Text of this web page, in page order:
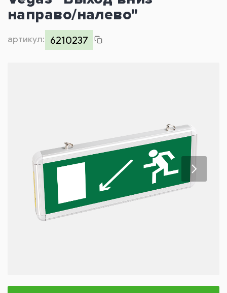
Контакты
направо/налево"
артикул: 6210237